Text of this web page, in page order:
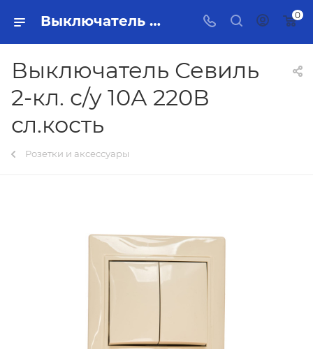
Выключатель Севиль 2-кл. с/у 10А 220В сл.кость Тольятти - купить в интернет-магазине, каталог с ценами и характеристиками 0
Выключатель Севиль
2-кл. с/у 10А 220В
сл.кость
Розетки и аксессуары